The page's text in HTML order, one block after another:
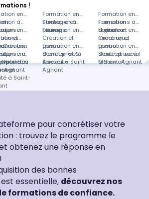
!
en
Formation en
Stratégie et
pilotage
Formation en
Transition
digitale et
numérique
à
Formation à
Floirac
Formations à
distance
en
et
à
Formation en
Création et
gestion
d'entreprise à
Bordeaux
Formation en
Création et
gestion
d'entreprise à
Malemort
Création
à
en
des
et
à Saint-
Formation en
Secrétariat &
Accueil à Saint-
Agnant
Formation en
Santé et social
à Saint-Agnant
en
à
Agnant
pour concrétiser votre
: trouvez le programme le
obtenez une réponse en
des bonnes
essentielle, découvrez nos
formations de confiance.